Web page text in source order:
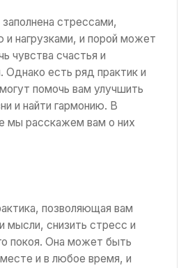
стрессами,
и нагрузками, и порой может
чувства счастья и
Однако есть ряд практик и
помочь вам улучшить
и найти гармонию. В
мы расскажем вам о них
позволяющая вам
мысли, снизить стресс и
покоя. Она может быть
и в любое время, и